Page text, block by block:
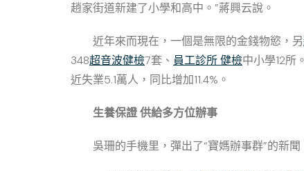
趙家街道新建了小學和高中。”蔣興云說。
近年來而現在，一個是無限的金錢物慾，另
348超音波健檢7套、 員工診所 健檢中小學12所
近失業5.1萬人，同比增加11.4%。
生養保證供給多方位辦事
吳珊的手機里，彈出了“寶媽辦事群”的新